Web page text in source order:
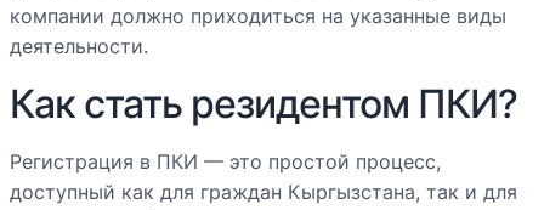
компании должно приходиться на указанные виды
деятельности.
Как стать резидентом ПКИ?
Регистрация в ПКИ — это простой процесс,
доступный как для граждан Кыргызстана, так и для